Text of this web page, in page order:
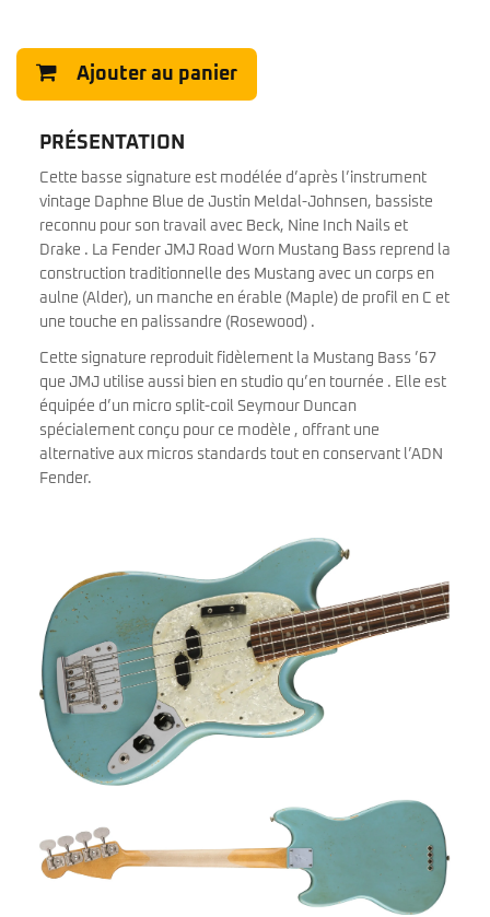
Ajouter au panier
PRÉSENTATION
Cette basse signature est modélée d’après l’instrument
vintage Daphne Blue de Justin Meldal-Johnsen, bassiste
reconnu pour son travail avec Beck, Nine Inch Nails et
Drake . La Fender JMJ Road Worn Mustang Bass reprend la
construction traditionnelle des Mustang avec un corps en
aulne (Alder), un manche en érable (Maple) de profil en C et
une touche en palissandre (Rosewood) .
Cette signature reproduit fidèlement la Mustang Bass ’67
que JMJ utilise aussi bien en studio qu’en tournée . Elle est
équipée d’un micro split-coil Seymour Duncan
spécialement conçu pour ce modèle , offrant une
alternative aux micros standards tout en conservant l’ADN
Fender.